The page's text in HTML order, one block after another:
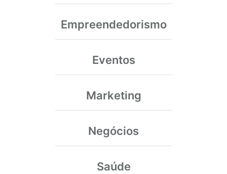
Empreendedorismo
Eventos
Marketing
Negócios
Saúde